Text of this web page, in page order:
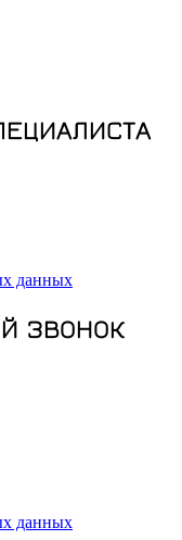
данных
ЗВОНОК
данных